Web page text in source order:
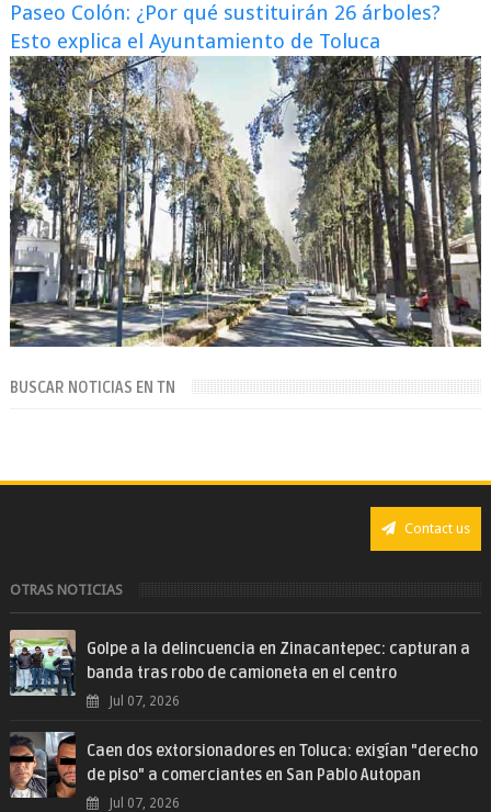
Paseo Colón: ¿Por qué sustituirán 26 árboles?
Esto explica el Ayuntamiento de Toluca
BUSCAR NOTICIAS EN TN
Contact us
OTRAS NOTICIAS
Golpe a la delincuencia en Zinacantepec: capturan a
banda tras robo de camioneta en el centro
Jul 07, 2026
Caen dos extorsionadores en Toluca: exigían "derecho
de piso" a comerciantes en San Pablo Autopan
Jul 07, 2026